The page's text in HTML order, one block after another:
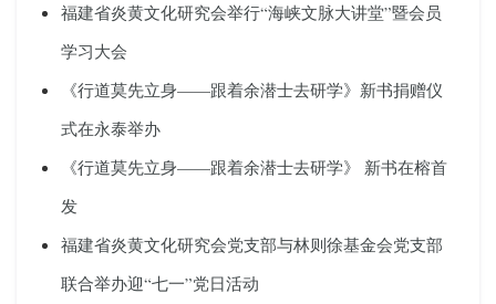
福建省炎黄文化研究会举行“海峡文脉大讲堂”暨会员
学习大会
《行道莫先立身——跟着余潜士去研学》新书捐赠仪
式在永泰举办
《行道莫先立身——跟着余潜士去研学》 新书在榕首
发
福建省炎黄文化研究会党支部与林则徐基金会党支部
联合举办迎“七一”党日活动